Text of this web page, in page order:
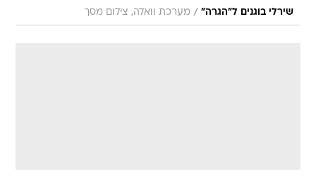
שירלי בוגנים ל"הגרה" / מערכת וואלה, צילום מסך